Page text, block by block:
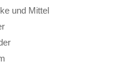
und Mittel